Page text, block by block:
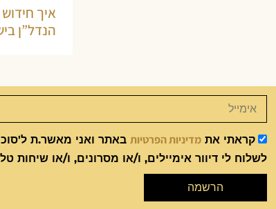
איך
הנדל”ן
קראתי את מדיניות הפרטיות באתר ואני מאשר.ת
לשלוח לי דיוור אימיילים, ו/או מסרונים, ו/או שיחות
הרשמה